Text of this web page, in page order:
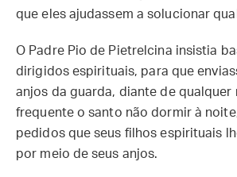
que eles ajudassem a solucionar
O Padre Pio de Pietrelcina insistia
dirigidos espirituais, para que
anjos da guarda, diante de qualquer
frequente o santo não dormir à
pedidos que seus filhos espirituais
por meio de seus anjos.